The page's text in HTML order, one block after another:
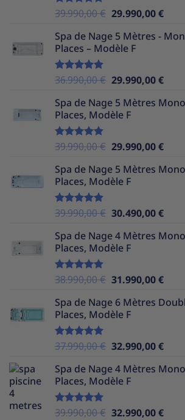
Note5.00
39.990,00€ Le
initial
était :
29.990,00€Le
Spa de Nage 5 Mètres -
Places – Modèle F
Note5.00
36.990,00€ Le
initial
était :
29.990,00€Le
Spa de Nage 5 Mètres
Places, Modèle F
Note5.00
39.990,00€ Le
initial
était :
29.990,00€Le
Spa de Nage 5 Mètres
Places, Modèle F
Note5.00
39.990,00€ Le
initial
était :
30.490,00€Le
Spa de Nage 4 Mètres
Places, Modèle F
Note5.00
38.990,00€ Le
initial
était :
31.990,00€Le
Spa de Nage 6 Mètres
Places, Modèle F
Note5.00
37.990,00€ Le
initial
était :
32.990,00€Le
Spa de Nage 4 Mètres
Places, Modèle F
Note5.00
39.990,00€ Le
32.990,00€Le